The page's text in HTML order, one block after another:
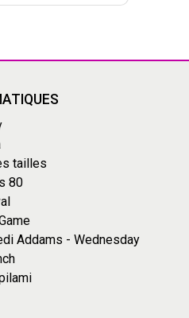
tailles
80
Addams - Wednesday